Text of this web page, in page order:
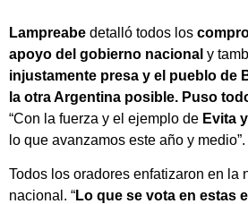
Lampreabe detalló todos los
apoyo del gobierno nacional y
injustamente presa y el pueblo de
la otra Argentina posible. Puso
“Con la fuerza y el ejemplo de Evita
lo que avanzamos este año y medio”.
Todos los oradores enfatizaron en la
nacional. “Lo que se vota en estas